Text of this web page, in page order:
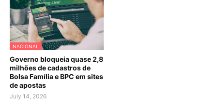
NACIONAL
Governo bloqueia quase 2,8
milhões de cadastros de
Bolsa Família e BPC em sites
de apostas
July 14, 2026